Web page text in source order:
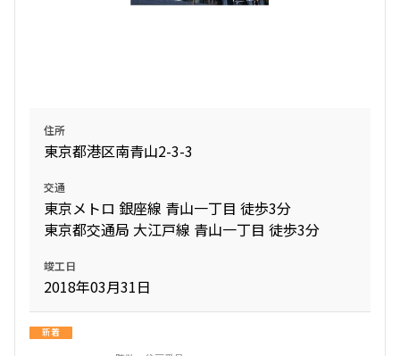
住所
東京都港区南青山2-3-3
交通
東京メトロ 銀座線 青山一丁目 徒歩3分
東京都交通局 大江戸線 青山一丁目 徒歩3分
竣工日
2018年03月31日
新着